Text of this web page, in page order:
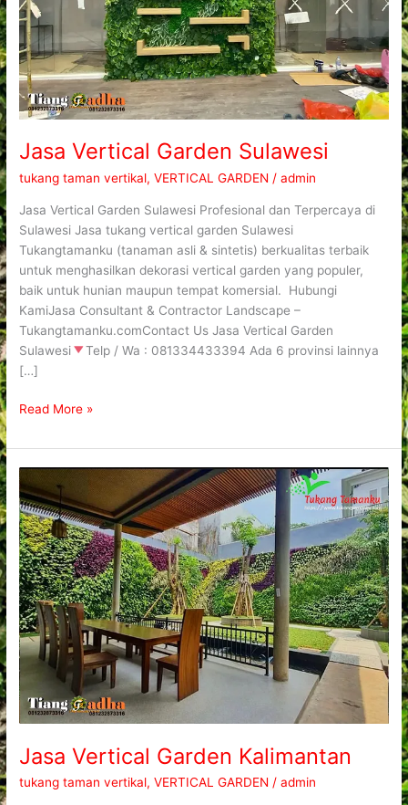
Jasa Vertical Garden Sulawesi
tukang taman vertikal,VERTICAL GARDEN /admin
Jasa Vertical Garden Sulawesi Profesional dan Terpercaya di
Sulawesi Jasa tukang vertical garden Sulawesi
Tukangtamanku (tanaman asli & sintetis) berkualitas terbaik
untuk menghasilkan dekorasi vertical garden yang populer,
baik untuk hunian maupun tempat komersial. Hubungi
KamiJasa Consultant & Contractor Landscape –
Tukangtamanku.comContact Us Jasa Vertical Garden
Sulawesi
Telp / Wa : 081334433394 Ada 6 provinsi lainnya
[…]
Read More »
Jasa Vertical Garden Kalimantan
tukang taman vertikal,VERTICAL GARDEN /admin
Jasa
Vertical
Garden
Kalimantan